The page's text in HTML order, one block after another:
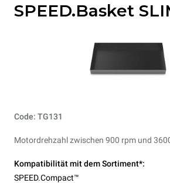
SPEED.Basket
Code: TG131
Motordrehzahl zwischen 900 rpm und
Kompatibilität mit dem Sortiment*:
SPEED.Compact™